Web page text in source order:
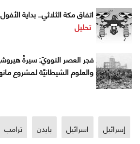
اتفاق مكة الثلاثي.. بداية
تحليل
فجر العصر النوويّ: سيرةُ
والعلوم الشيطانيّة لمشروع
إسرائيل اسرائيل بايدن ترامب